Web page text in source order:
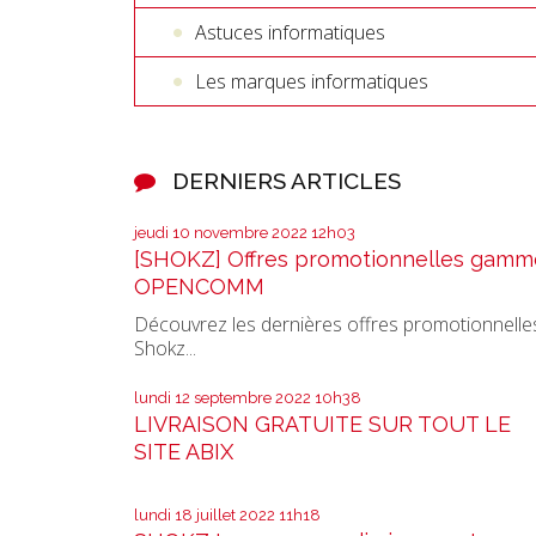
Astuces informatiques
Les marques informatiques
DERNIERS ARTICLES
jeudi 10 novembre 2022 12h03
[SHOKZ] Offres promotionnelles
OPENCOMM
Découvrez les dernières offres
Shokz...
lundi 12 septembre 2022 10h38
LIVRAISON GRATUITE SUR TOUT LE
SITE ABIX
lundi 18 juillet 2022 11h18